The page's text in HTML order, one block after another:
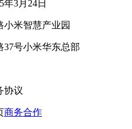
年3月24日
米智慧产业园
号小米华东总部
协议
商务合作